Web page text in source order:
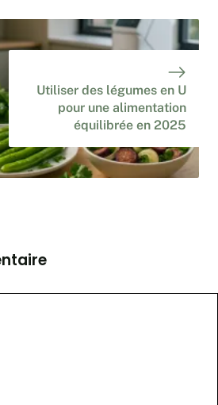
Utiliser des légumes en U
pour une alimentation
équilibrée en 2025